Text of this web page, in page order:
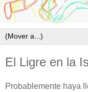
El Ligre en la
Probablemente haya